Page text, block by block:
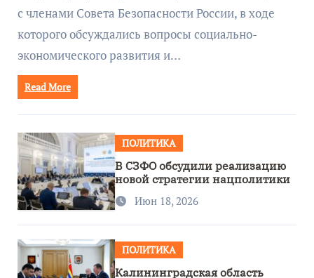
с членами Совета Безопасности России, в ходе
которого обсуждались вопросы социально-
экономического развития и…
Read More
ПОЛИТИКА
В СЗФО обсудили реализацию
новой стратегии нацполитики
Июн 18, 2026
ПОЛИТИКА
Калининградская область